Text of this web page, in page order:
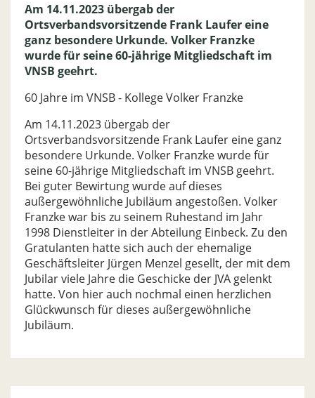
Am 14.11.2023 übergab der
Ortsverbandsvorsitzende Frank Laufer eine
ganz besondere Urkunde. Volker Franzke
wurde für seine 60-jährige Mitgliedschaft im
VNSB geehrt.
60 Jahre im VNSB - Kollege Volker Franzke
Am 14.11.2023 übergab der
Ortsverbandsvorsitzende Frank Laufer eine ganz
besondere Urkunde. Volker Franzke wurde für
seine 60-jährige Mitgliedschaft im VNSB geehrt.
Bei guter Bewirtung wurde auf dieses
außergewöhnliche Jubiläum angestoßen. Volker
Franzke war bis zu seinem Ruhestand im Jahr
1998 Dienstleiter in der Abteilung Einbeck. Zu den
Gratulanten hatte sich auch der ehemalige
Geschäftsleiter Jürgen Menzel gesellt, der mit dem
Jubilar viele Jahre die Geschicke der JVA gelenkt
hatte. Von hier auch nochmal einen herzlichen
Glückwunsch für dieses außergewöhnliche
Jubiläum.